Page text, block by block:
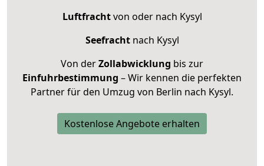
Luftfrachtvon oder nach Kysyl
Seefrachtnach Kysyl
Von derZollabwicklung bis zur
Einfuhrbestimmung – Wir kennen die perfekten
Partner für den Umzug von Berlin nach Kysyl.
Kostenlose Angebote erhalten